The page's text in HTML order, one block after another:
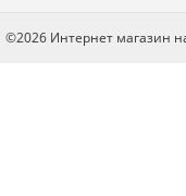
©2026 Интернет магазин